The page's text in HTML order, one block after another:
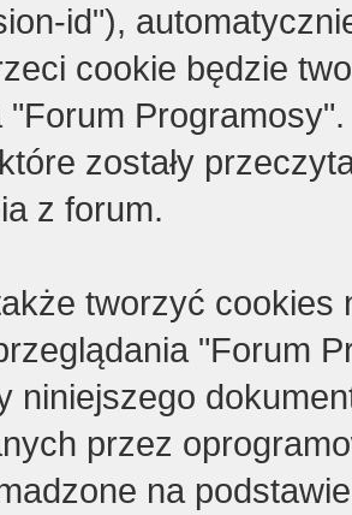
id"),
cookie będzie
"Forum
zostały
z forum.
tworzyć cookies
"Forum
niniejszego
przez
na